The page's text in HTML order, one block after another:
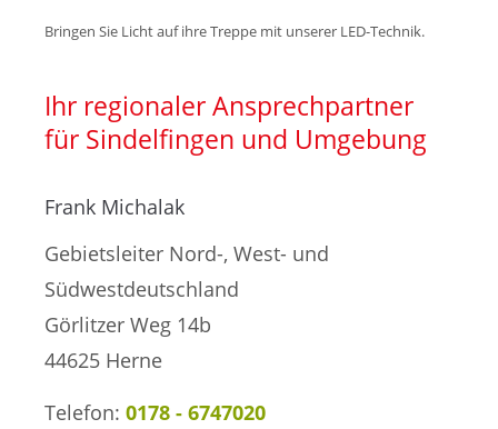
Treppenrenovierung /
Treppensanierung
Bringen Sie Licht auf ihre Treppe mit unserer LED-Technik.
Ihr regionaler Ansprechpartner
für Sindelfingen und Umgebung
Frank Michalak
Gebietsleiter Nord-, West- und
Südwestdeutschland
Görlitzer Weg 14b
44625 Herne
Telefon: 0178 - 6747020